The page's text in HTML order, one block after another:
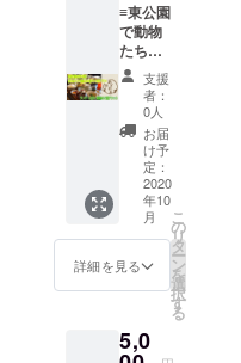
≡東公園
で動物
たちに
餌やり
体験≡
当店の
【ラン
チお食
事券】
と東公
園で可
愛い
【動物
たちと
ふれあ
い！餌
験】が
セット
支援
者：
0人
お届
け予
定：
2020
年10
月
詳細を見る
こ
の
リ
タ
ー
ン
を
選
択
す
る
5,0